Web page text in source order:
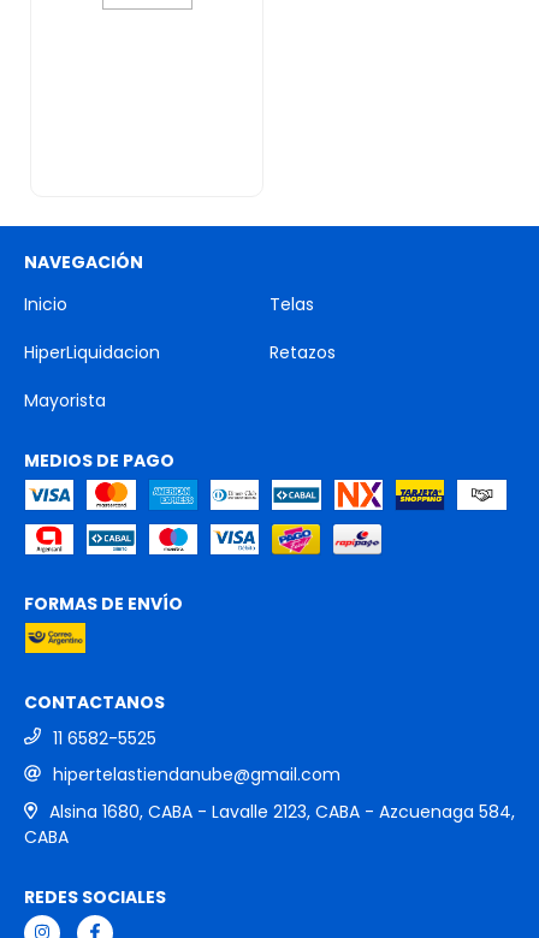
NAVEGACIÓN
Inicio
Telas
HiperLiquidacion
Retazos
Mayorista
MEDIOS DE PAGO
FORMAS DE ENVÍO
CONTACTANOS
11 6582-5525
hipertelastiendanube@gmail.com
Alsina 1680, CABA - Lavalle 2123, CABA - Azcuenaga 584,
CABA
REDES SOCIALES